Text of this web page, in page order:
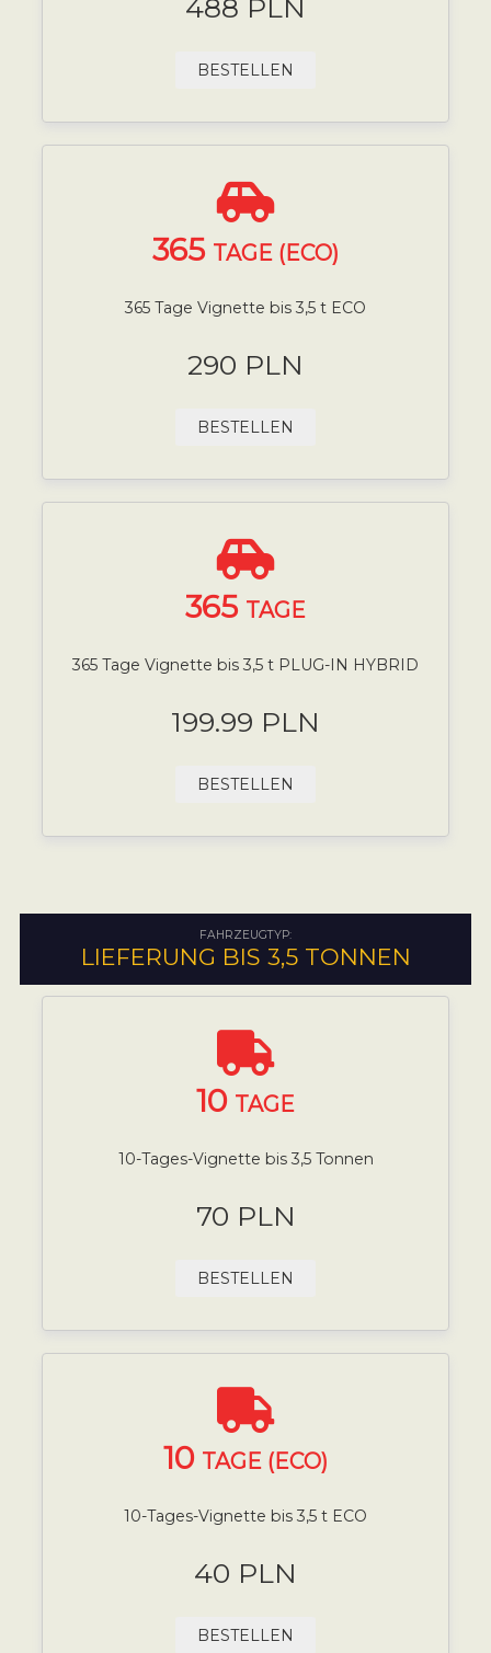
488 PLN
BESTELLEN
365 TAGE (ECO)
365 Tage Vignette bis 3,5 t ECO
290 PLN
BESTELLEN
365 TAGE
365 Tage Vignette bis 3,5 t PLUG-IN HYBRID
199.99 PLN
BESTELLEN
FAHRZEUGTYP:
LIEFERUNG BIS 3,5 TONNEN
10 TAGE
10-Tages-Vignette bis 3,5 Tonnen
70 PLN
BESTELLEN
10 TAGE (ECO)
10-Tages-Vignette bis 3,5 t ECO
40 PLN
BESTELLEN